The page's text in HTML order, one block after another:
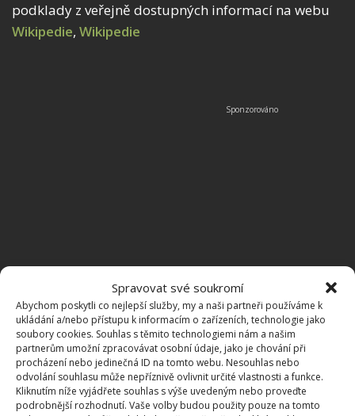
Spravovat své soukromí
Abychom poskytli co nejlepší služby, my a naši partneři používáme k
ukládání a/nebo přístupu k informacím o zařízeních, technologie jako
soubory cookies. Souhlas s těmito technologiemi nám a našim
partnerům umožní zpracovávat osobní údaje, jako je chování při
procházení nebo jedinečná ID na tomto webu. Nesouhlas nebo
odvolání souhlasu může nepříznivě ovlivnit určité vlastnosti a funkce.
Kliknutím níže vyjádřete souhlas s výše uvedeným nebo proveďte
podrobnější rozhodnutí. Vaše volby budou použity pouze na tomto
podklady z veřejně dostupných informací na webu
Wikipedie, Wikipedie
CHYTRÁ DOMÁCNOST FUNKCE VÝHODY